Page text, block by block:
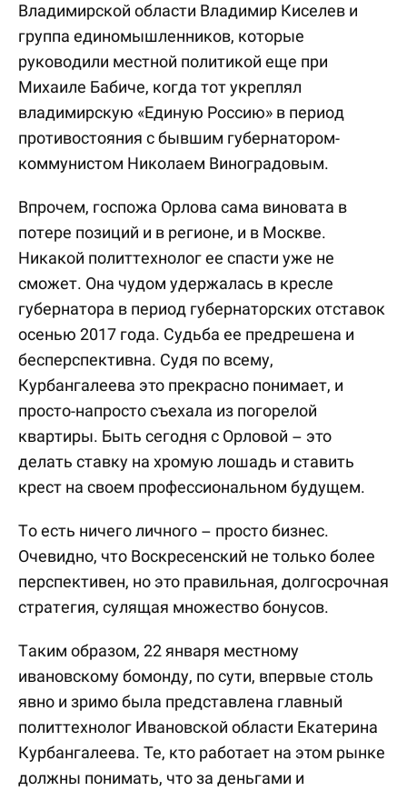
Владимирской области Владимир Киселев и
группа единомышленников, которые
руководили местной политикой еще при
Михаиле Бабиче, когда тот укреплял
владимирскую «Единую Россию» в период
противостояния с бывшим губернатором-
коммунистом Николаем Виноградовым.
Впрочем, госпожа Орлова сама виновата в
потере позиций и в регионе, и в Москве.
Никакой политтехнолог ее спасти уже не
сможет. Она чудом удержалась в кресле
губернатора в период губернаторских отставок
осенью 2017 года. Судьба ее предрешена и
бесперспективна. Судя по всему,
Курбангалеева это прекрасно понимает, и
просто-напросто съехала из погорелой
квартиры. Быть сегодня с Орловой – это
делать ставку на хромую лошадь и ставить
крест на своем профессиональном будущем.
То есть ничего личного – просто бизнес.
Очевидно, что Воскресенский не только более
перспективен, но это правильная, долгосрочная
стратегия, сулящая множество бонусов.
Таким образом, 22 января местному
ивановскому бомонду, по сути, впервые столь
явно и зримо была представлена главный
политтехнолог Ивановской области Екатерина
Курбангалеева. Те, кто работает на этом рынке
должны понимать, что за деньгами и